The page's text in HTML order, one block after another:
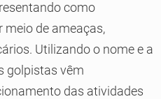
como
meio de ameaças,
Utilizando o nome e a
golpistas vêm
das atividades